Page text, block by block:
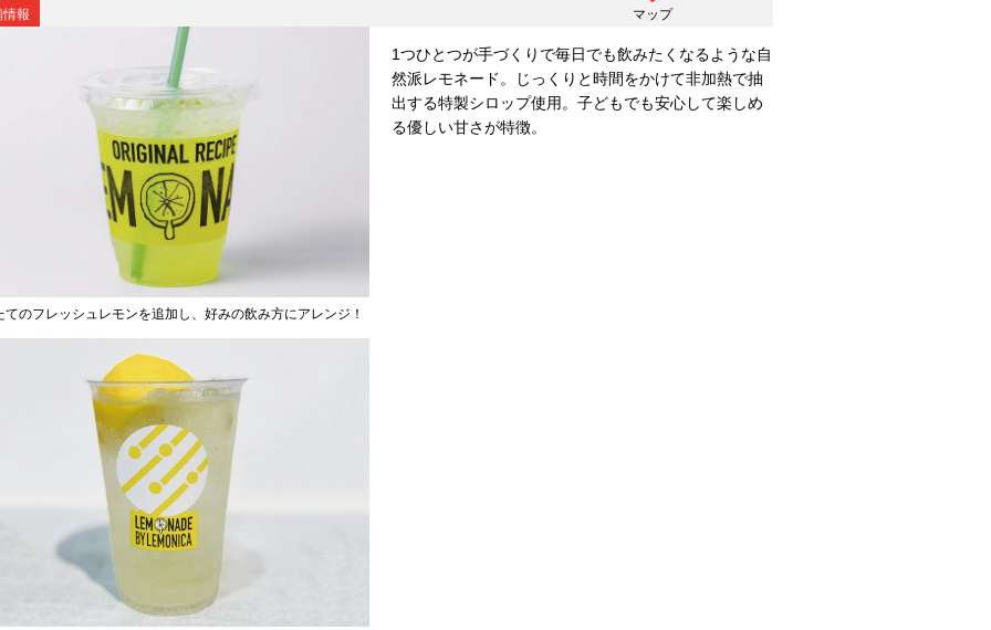
情報 マップ
てのフレッシュレモンを追加し、好みの飲み方にアレンジ！
1つひとつが手づくりで毎日でも飲みたくなるような自
然派レモネード。じっくりと時間をかけて非加熱で抽
出する特製シロップ使用。子どもでも安心して楽しめ
る優しい甘さが特徴。